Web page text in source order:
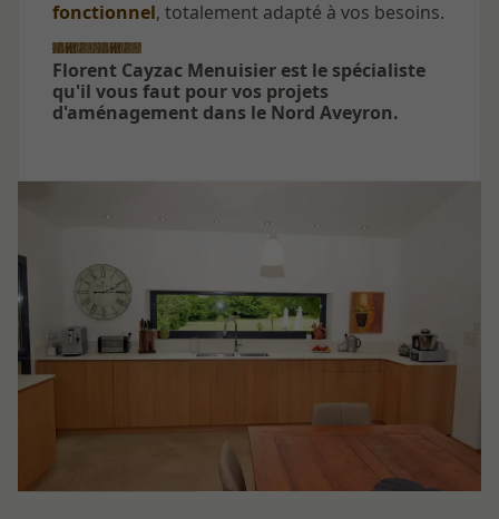
fonctionnel, totalement adapté à vos besoins.
Florent Cayzac Menuisier est le spécialiste
qu'il vous faut pour vos projets
d'aménagement dans le Nord Aveyron.